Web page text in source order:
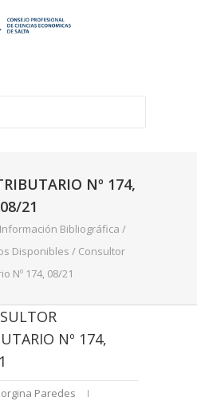
Nº 174,
08/21
Bibliográfica /
Disponibles / Consultor
Nº 174, 08/21
Nº 174,
Paredes